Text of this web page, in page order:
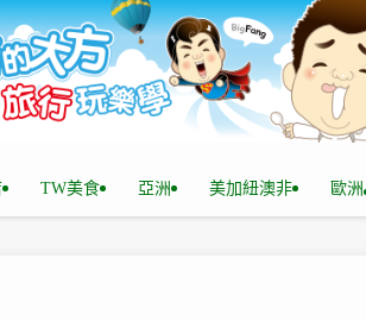
TW美食 亞洲 美加紐澳非 歐洲